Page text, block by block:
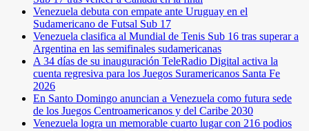
Venezuela debuta con empate ante Uruguay en el
Sudamericano de Futsal Sub 17
Venezuela clasifica al Mundial de Tenis Sub 16 tras superar a
Argentina en las semifinales sudamericanas
A 34 días de su inauguración TeleRadio Digital activa la
cuenta regresiva para los Juegos Suramericanos Santa Fe
2026
En Santo Domingo anuncian a Venezuela como futura sede
de los Juegos Centroamericanos y del Caribe 2030
Venezuela logra un memorable cuarto lugar con 216 podios